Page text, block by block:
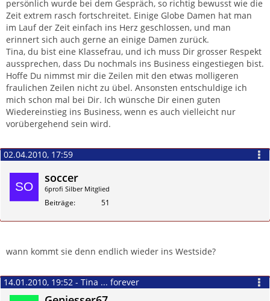
persönlich wurde bei dem Gespräch, so richtig bewusst wie die
Zeit extrem rasch fortschreitet. Einige Globe Damen hat man
im Lauf der Zeit einfach ins Herz geschlossen, und man
erinnert sich auch gerne an einige Damen zurück.
Tina, du bist eine Klassefrau, und ich muss Dir grosser Respekt
aussprechen, dass Du nochmals ins Business eingestiegen bist.
Hoffe Du nimmst mir die Zeilen mit den etwas molligeren
fraulichen Zeilen nicht zu übel. Ansonsten entschuldige ich
mich schon mal bei Dir. Ich wünsche Dir einen guten
Wiedereinstieg ins Business, wenn es auch vielleicht nur
vorübergehend sein wird.
02.04.2010, 17:59
soccer
6profi Silber Mitglied
Beiträge 51
wann kommt sie denn endlich wieder ins Westside?
14.01.2010, 19:52 - Tina ... forever